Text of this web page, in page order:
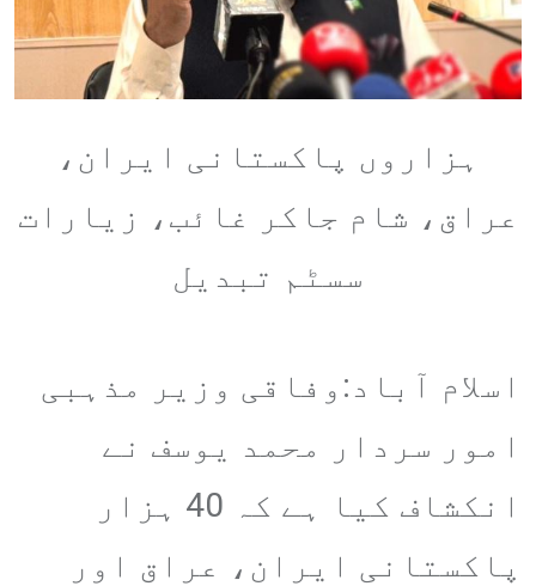
ہزاروں پاکستانی ایران،
عراق، شام جاکر غائب، زیارات
سسٹم تبدیل
اسلام آباد:وفاقی وزیر مذہبی
امور سردار محمد یوسف نے
انکشاف کیا ہے کہ 40 ہزار
پاکستانی ایران، عراق اور